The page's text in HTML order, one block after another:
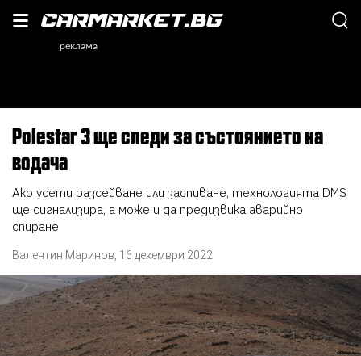
Polestar 3 ще следи за състоянието на
водача
Ако усети разсейване или заспиване, технологията DMS
ще сигнализира, а може и да предизвика аварийно
спиране
Валентин Маринов 16 декември 2022